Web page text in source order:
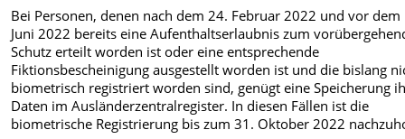
Bei Personen, denen nach dem 24. Februar 2022 und vor dem
Juni 2022 bereits eine Aufenthaltserlaubnis zum
Schutz erteilt worden ist oder eine entsprechende
Fiktionsbescheinigung ausgestellt worden ist und die bislang
biometrisch registriert worden sind, genügt eine Speicherung
Daten im Ausländerzentralregister. In diesen Fällen ist die
biometrische Registrierung bis zum 31. Oktober 2022